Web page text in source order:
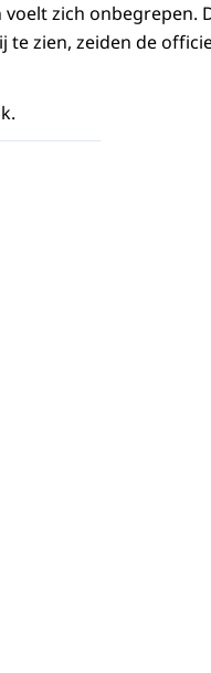
zich onbegrepen.
zien, zeiden de